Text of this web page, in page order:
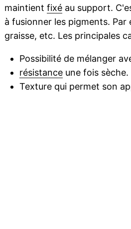
maintient fixéau support.
à fusionner les pigments. Par
graisse, etc. Les principales
Possibilité de mélanger
résistanceune fois sèche.
Texture qui permet son